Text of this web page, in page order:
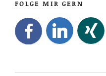
FOLGE MIR GERN